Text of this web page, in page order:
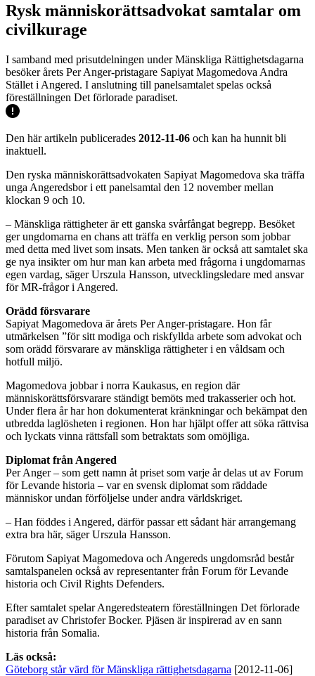
Rysk människorättsadvokat samtalar om
civilkurage
I samband med prisutdelningen under Mänskliga Rättighetsdagarna
besöker årets Per Anger-pristagare Sapiyat Magomedova Andra
Stället i Angered. I anslutning till panelsamtalet spelas också
föreställningen Det förlorade paradiset.
Den här artikeln publicerades 2012-11-06 och kan ha hunnit bli
inaktuell.
Den ryska människorättsadvokaten Sapiyat Magomedova ska träffa
unga Angeredsbor i ett panelsamtal den 12 november mellan
klockan 9 och 10.
– Mänskliga rättigheter är ett ganska svårfångat begrepp. Besöket
ger ungdomarna en chans att träffa en verklig person som jobbar
med detta med livet som insats. Men tanken är också att samtalet ska
ge nya insikter om hur man kan arbeta med frågorna i ungdomarnas
egen vardag, säger Urszula Hansson, utvecklingsledare med ansvar
för MR-frågor i Angered.
Orädd försvarare
Sapiyat Magomedova är årets Per Anger-pristagare. Hon får
utmärkelsen ”för sitt modiga och riskfyllda arbete som advokat och
som orädd försvarare av mänskliga rättigheter i en våldsam och
hotfull miljö.
Magomedova jobbar i norra Kaukasus, en region där
människorättsförsvarare ständigt bemöts med trakasserier och hot.
Under flera år har hon dokumenterat kränkningar och bekämpat den
utbredda laglösheten i regionen. Hon har hjälpt offer att söka rättvisa
och lyckats vinna rättsfall som betraktats som omöjliga.
Diplomat från Angered
Per Anger – som gett namn åt priset som varje år delas ut av Forum
för Levande historia – var en svensk diplomat som räddade
människor undan förföljelse under andra världskriget.
– Han föddes i Angered, därför passar ett sådant här arrangemang
extra bra här, säger Urszula Hansson.
Förutom Sapiyat Magomedova och Angereds ungdomsråd består
samtalspanelen också av representanter från Forum för Levande
historia och Civil Rights Defenders.
Efter samtalet spelar Angeredsteatern föreställningen Det förlorade
paradiset av Christofer Bocker. Pjäsen är inspirerad av en sann
historia från Somalia.
Läs också:
Göteborg står värd för Mänskliga rättighetsdagarna [2012-11-06]